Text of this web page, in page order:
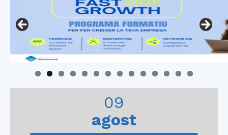
del
Maresme
0 1 2 3 4
09
agost